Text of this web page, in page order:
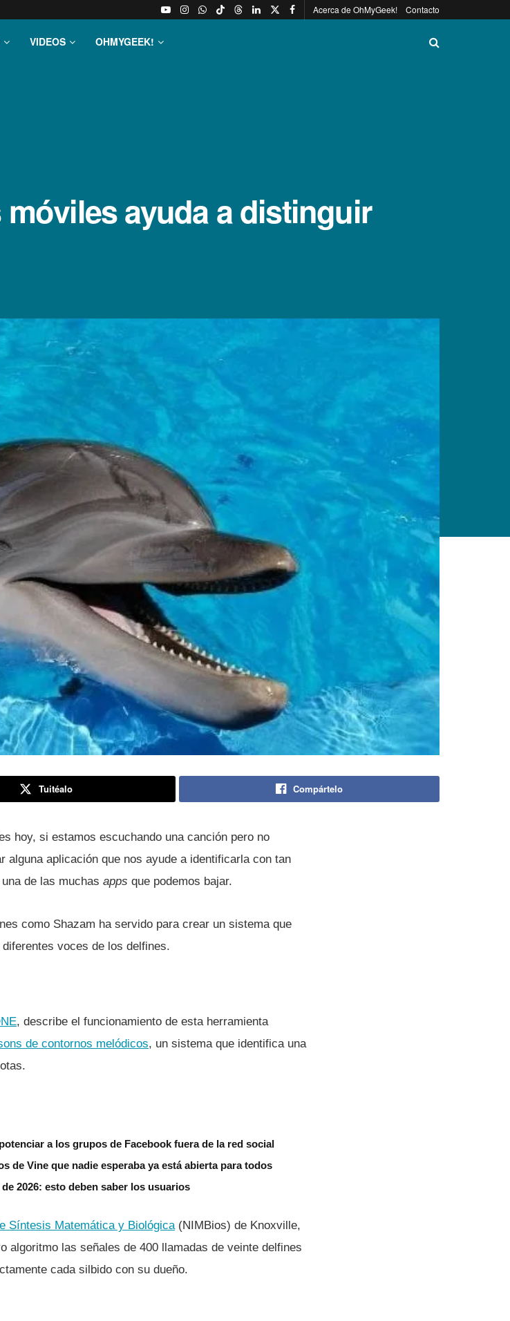
Acerca de OhMyGeek! Contacto
VIDEOS OHMYGEEK!
ayuda a distinguir
Tuitéalo Compártelo
hoy, si estamos escuchando una canción pero no
alguna aplicación que nos ayude a identificarla con tan
de las muchas apps que podemos bajar.
como Shazam ha servido para crear un sistema que
voces de los delfines.
, describe el funcionamiento de esta herramienta
de contornos melódicos, un sistema que identifica una
a los grupos de Facebook fuera de la red social
de Vine que nadie esperaba ya está abierta para todos
2026: esto deben saber los usuarios
Sí­ntesis Matemática y Biológica(NIMBios) de Knoxville,
algoritmo las señales de 400 llamadas de veinte delfines
cada silbido con su dueño.